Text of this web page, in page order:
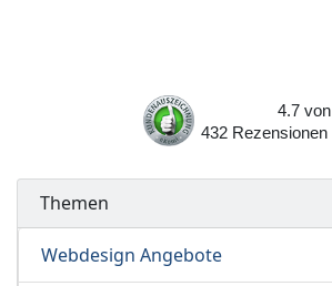
4.7 von
432
Rezensionen
Themen
Webdesign Angebote